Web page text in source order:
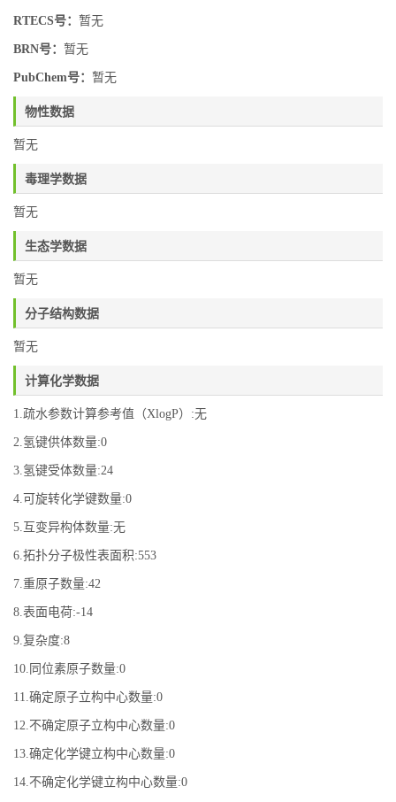
RTECS号： 暂无
BRN号： 暂无
PubChem号： 暂无
物性数据
暂无
毒理学数据
暂无
生态学数据
暂无
分子结构数据
暂无
计算化学数据
1.疏水参数计算参考值（XlogP）:无
2.氢键供体数量:0
3.氢键受体数量:24
4.可旋转化学键数量:0
5.互变异构体数量:无
6.拓扑分子极性表面积:553
7.重原子数量:42
8.表面电荷:-14
9.复杂度:8
10.同位素原子数量:0
11.确定原子立构中心数量:0
12.不确定原子立构中心数量:0
13.确定化学键立构中心数量:0
14.不确定化学键立构中心数量:0